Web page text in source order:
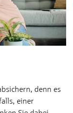
denn es
einer